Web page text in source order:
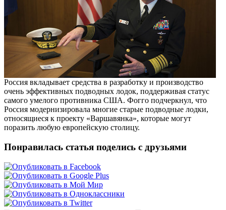
Россия вкладывает средства в разработку и производство
очень эффективных подводных лодок, поддерживая статус
самого умелого противника США. Фогго подчеркнул, что
Россия модернизировала многие старые подводные лодки,
относящиеся к проекту «Варшавянка», которые могут
поразить любую европейскую столицу.
Понравилась статья поделись с друзьями